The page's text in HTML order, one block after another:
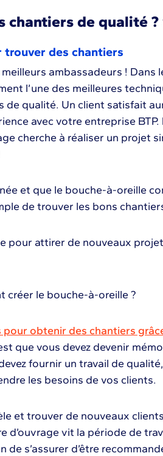
chantiers de qualité ?
trouver des chantiers
ambassadeurs ! Dans
l’une des meilleures
qualité. Un client satisfait
avec votre entreprise BTP.
cherche à réaliser un projet
et que le bouche-à-oreille
de trouver les bons
pour attirer de nouveaux
créer le bouche-à-oreille ?
pour obtenir des chantiers
que vous devez devenir
fournir un travail de
les besoins de vos clients.
et trouver de nouveaux
d’ouvrage vit la période de
de s’assurer d’être